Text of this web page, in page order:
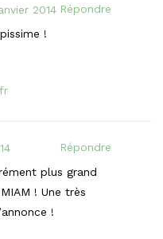
2014 Répondre
!
Répondre
plus grand
! Une très
!